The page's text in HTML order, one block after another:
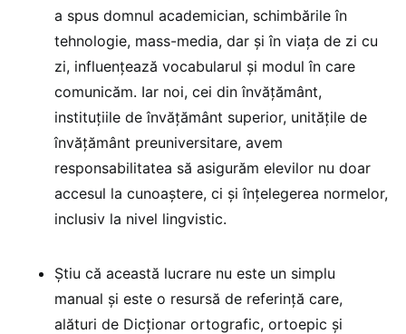
a spus domnul academician, schimbările în
tehnologie, mass-media, dar și în viața de zi cu
zi, influențează vocabularul și modul în care
comunicăm. Iar noi, cei din învățământ,
instituțiile de învățământ superior, unitățile de
învățământ preuniversitare, avem
responsabilitatea să asigurăm elevilor nu doar
accesul la cunoaștere, ci și înțelegerea normelor,
inclusiv la nivel lingvistic.
Știu că această lucrare nu este un simplu
manual și este o resursă de referință care,
alături de Dicționar ortografic, ortoepic și